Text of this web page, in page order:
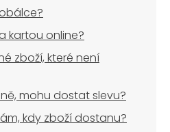
kartou online?
zboží, které není
mohu dostat slevu?
kdy zboží dostanu?